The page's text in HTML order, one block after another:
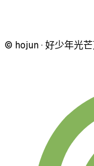
© hojun · 好少年光